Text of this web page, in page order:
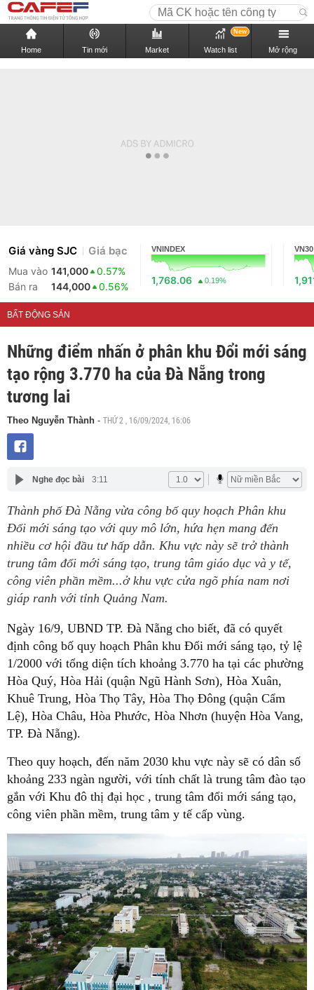
Home Tin mới Market Watch list
New
Mở rộng
Giá vàng SJC Giá bạc
Mua vào 141,000
0.57%
Bán ra
144,000 0.56%
VNINDEX
1,768.06 0.19%
VN30
BẤT ĐỘNG SẢN
Những điểm nhấn ở phân khu Đổi mới sáng
tạo rộng 3.770 ha của Đà Nẵng trong
tương lai
Theo Nguyễn Thành - THỨ 2 , 16/09/2024, 16:06
Nghe đọc bài 3:11
Thành phố Đà Nẵng vừa công bố quy hoạch Phân khu
Đổi mới sáng tạo với quy mô lớn, hứa hẹn mang đến
nhiều cơ hội đầu tư hấp dẫn. Khu vực này sẽ trở thành
trung tâm đổi mới sáng tạo, trung tâm giáo dục và y tế,
công viên phần mềm...ở khu vực cửa ngõ phía nam nơi
giáp ranh với tỉnh Quảng Nam.
Ngày 16/9, UBND TP. Đà Nẵng cho biết, đã có quyết
định công bố quy hoạch Phân khu Đổi mới sáng tạo, tỷ lệ
1/2000 với tổng diện tích khoảng 3.770 ha tại các phường
Hòa Quý, Hòa Hải (quận Ngũ Hành Sơn), Hòa Xuân,
Khuê Trung, Hòa Thọ Tây, Hòa Thọ Đông (quận Cẩm
Lệ), Hòa Châu, Hòa Phước, Hòa Nhơn (huyện Hòa Vang,
TP. Đà Nẵng).
Theo quy hoạch, đến năm 2030 khu vực này sẽ có dân số
khoảng 233 ngàn người, với tính chất là trung tâm đào tạo
gắn với Khu đô thị đại học , trung tâm đổi mới sáng tạo,
công viên phần mềm, trung tâm y tế cấp vùng.